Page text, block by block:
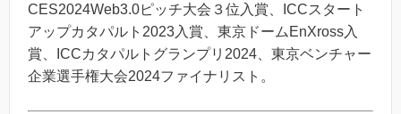
CES2024Web3.0ピッチ大会３位入賞、ICCスタート
アップカタパルト2023入賞、東京ドームEnXross入
賞、ICCカタパルトグランプリ2024、東京ベンチャー
企業選手権大会2024ファイナリスト。